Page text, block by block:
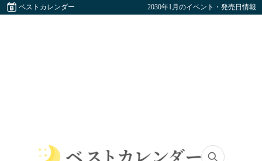
ベストカレンダー 2030年1月のイベント・発売日情報